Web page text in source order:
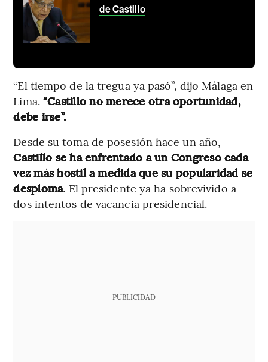
de Castillo
“El tiempo de la tregua ya pasó”, dijo Málaga en
Lima. “Castillo no merece otra oportunidad,
debe irse”.
Desde su toma de posesión hace un año,
Castillo se ha enfrentado a un Congreso cada
vez más hostil a medida que su popularidad se
desploma. El presidente ya ha sobrevivido a
dos intentos de vacancia presidencial.
PUBLICIDAD